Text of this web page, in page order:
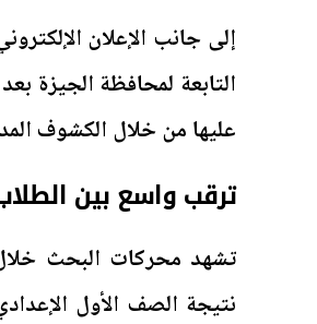
إلى جانب الإعلان
التابعة لمحافظة الجيزة
عليها من خلال الكشوف
ترقب واسع بين
تشهد محركات البحث
نتيجة الصف الأول